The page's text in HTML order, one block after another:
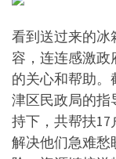
看到送过来的冰
容，连连感激政
的关心和帮助
津区民政局的指
持下，共帮扶17
解决他们急难愁